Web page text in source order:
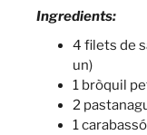
Ingredients:
4 filets de
un)
1 bròquil
2
1